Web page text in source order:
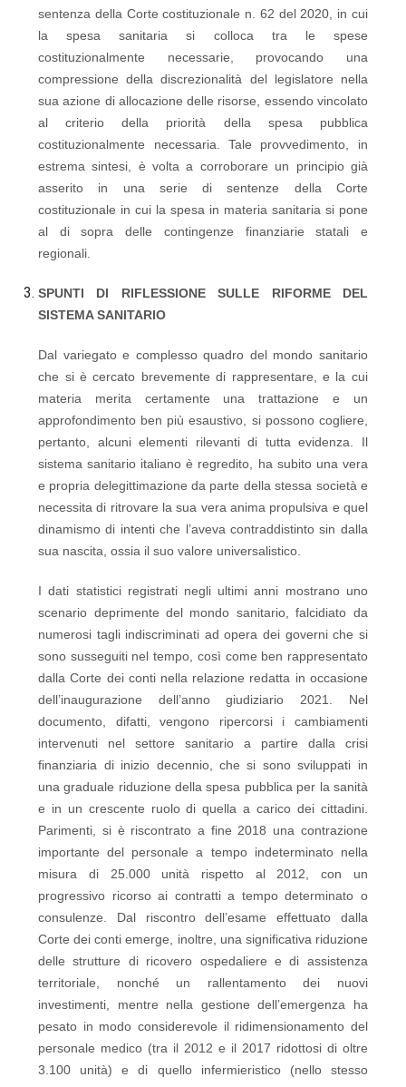
sentenza della Corte costituzionale n. 62 del 2020, in cui
la spesa sanitaria si colloca tra le spese
costituzionalmente necessarie, provocando una
compressione della discrezionalità del legislatore nella
sua azione di allocazione delle risorse, essendo vincolato
al criterio della priorità della spesa pubblica
costituzionalmente necessaria. Tale provvedimento, in
estrema sintesi, è volta a corroborare un principio già
asserito in una serie di sentenze della Corte
costituzionale in cui la spesa in materia sanitaria si pone
al di sopra delle contingenze finanziarie statali e
regionali.
SPUNTI DI RIFLESSIONE SULLE RIFORME DEL
SISTEMA SANITARIO
Dal variegato e complesso quadro del mondo sanitario
che si è cercato brevemente di rappresentare, e la cui
materia merita certamente una trattazione e un
approfondimento ben più esaustivo, si possono cogliere,
pertanto, alcuni elementi rilevanti di tutta evidenza. Il
sistema sanitario italiano è regredito, ha subito una vera
e propria delegittimazione da parte della stessa società e
necessita di ritrovare la sua vera anima propulsiva e quel
dinamismo di intenti che l’aveva contraddistinto sin dalla
sua nascita, ossia il suo valore universalistico.
I dati statistici registrati negli ultimi anni mostrano uno
scenario deprimente del mondo sanitario, falcidiato da
numerosi tagli indiscriminati ad opera dei governi che si
sono susseguiti nel tempo, così come ben rappresentato
dalla Corte dei conti nella relazione redatta in occasione
dell’inaugurazione dell’anno giudiziario 2021. Nel
documento, difatti, vengono ripercorsi i cambiamenti
intervenuti nel settore sanitario a partire dalla crisi
finanziaria di inizio decennio, che si sono sviluppati in
una graduale riduzione della spesa pubblica per la sanità
e in un crescente ruolo di quella a carico dei cittadini.
Parimenti, si è riscontrato a fine 2018 una contrazione
importante del personale a tempo indeterminato nella
misura di 25.000 unità rispetto al 2012, con un
progressivo ricorso ai contratti a tempo determinato o
consulenze. Dal riscontro dell’esame effettuato dalla
Corte dei conti emerge, inoltre, una significativa riduzione
delle strutture di ricovero ospedaliere e di assistenza
territoriale, nonché un rallentamento dei nuovi
investimenti, mentre nella gestione dell’emergenza ha
pesato in modo considerevole il ridimensionamento del
personale medico (tra il 2012 e il 2017 ridottosi di oltre
3.100 unità) e di quello infermieristico (nello stesso